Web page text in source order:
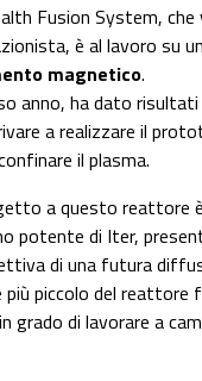
Fusion System, che
è al lavoro su
magnetico.
anno, ha dato
a realizzare il
il plasma.
a questo reattore è
potente di Iter,
di una futura
piccolo del reattore
grado di lavorare a